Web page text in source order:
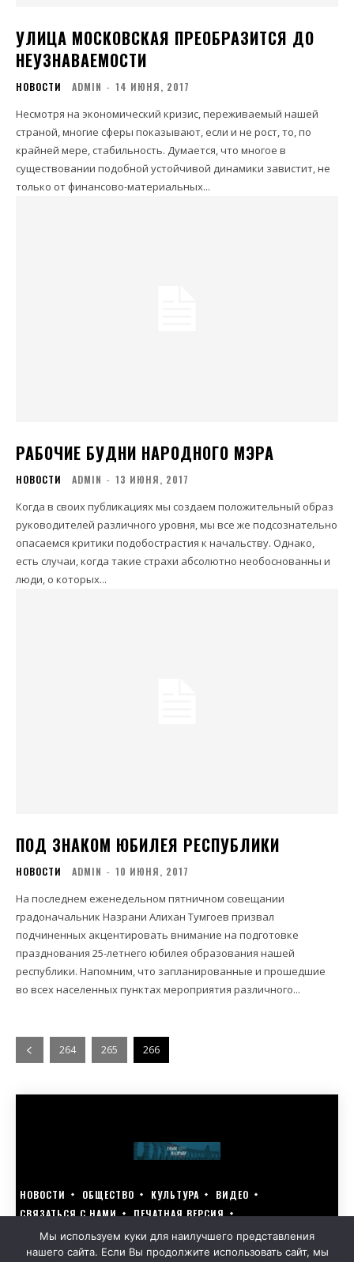
УЛИЦА МОСКОВСКАЯ ПРЕОБРАЗИТСЯ ДО
НЕУЗНАВАЕМОСТИ
НОВОСТИ ADMIN - 14 ИЮНЯ, 2017
Несмотря на экономический кризис, переживаемый нашей
страной, многие сферы показывают, если и не рост, то, по
крайней мере, стабильность. Думается, что многое в
существовании подобной устойчивой динамики завистит, не
только от финансово-материальных...
РАБОЧИЕ БУДНИ НАРОДНОГО МЭРА
НОВОСТИ ADMIN - 13 ИЮНЯ, 2017
Когда в своих публикациях мы создаем положительный образ
руководителей различного уровня, мы все же подсознательно
опасаемся критики подобострастия к начальству. Однако,
есть случаи, когда такие страхи абсолютно необоснованны и
люди, о которых...
ПОД ЗНАКОМ ЮБИЛЕЯ РЕСПУБЛИКИ
НОВОСТИ ADMIN - 10 ИЮНЯ, 2017
На последнем еженедельном пятничном совещании
градоначальник Назрани Алихан Тумгоев призвал
подчиненных акцентировать внимание на подготовке
празднования 25-летнего юбилея образования нашей
республики. Напомним, что запланированные и прошедшие
во всех населенных пунктах мероприятия различного...
264 265 266
НОВОСТИ ОБЩЕСТВО КУЛЬТУРА
ВИДЕО
СВЯЗАТЬСЯ С НАМИ
ПЕЧАТНАЯ ВЕРСИЯ
ГОЛОСУЙ ЗА БЛАГОУСТРОЙСТВО СВОЕГО ГОРОДА 15–17 МАРТА
GOLOS-NAZRANI.RU ВСЕ ПРАВА ЗАЩИЩЕНЫ | РАЗРАБОТАНО KARTOEV.RU
Мы используем куки для наилучшего представления
нашего сайта. Если Вы продолжите использовать сайт, мы